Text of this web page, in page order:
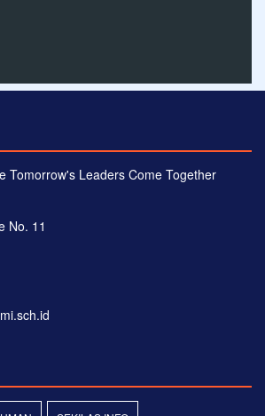
Tomorrow's Leaders Come Together
No. 11